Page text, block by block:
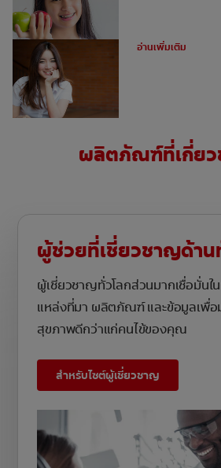
อ่านเพิ่มเติม
ผลิตภัณฑ์ที่เกี่ยว
ผู้ช่วยที่เชี่ยวชาญด้า
ผู้เชี่ยวชาญทั่วโลกส่วนมากเชื่อมั่นใ
แหล่งที่มา ผลิตภัณฑ์ และข้อมูลเพื่
สุขภาพดีกว่าแก่คนไข้ของคุณ
สำหรับไซต์ผู้เชี่ยวชาญ